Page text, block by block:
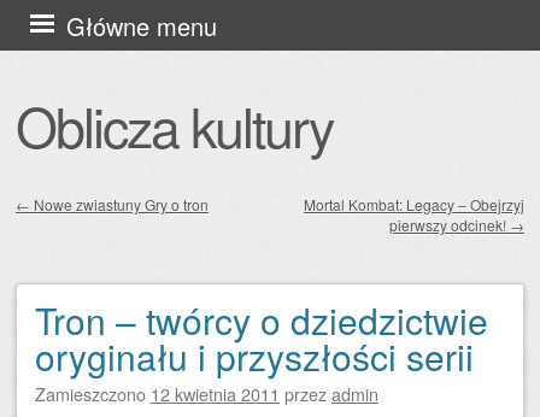
Oblicza kultury
Główne menu
Przejdź
do
← Nowe zwiastuny Gry o tron
Mortal Kombat: Legacy – Obejrzyj
pierwszy odcinek! →
Tron – twórcy o dziedzictwie
oryginału i przyszłości serii
Zamieszczono 12 kwietnia 2011 przezadmin